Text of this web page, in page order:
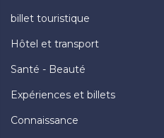
billet touristique
Hôtel et transport
Santé - Beauté
Expériences et billets
Connaissance